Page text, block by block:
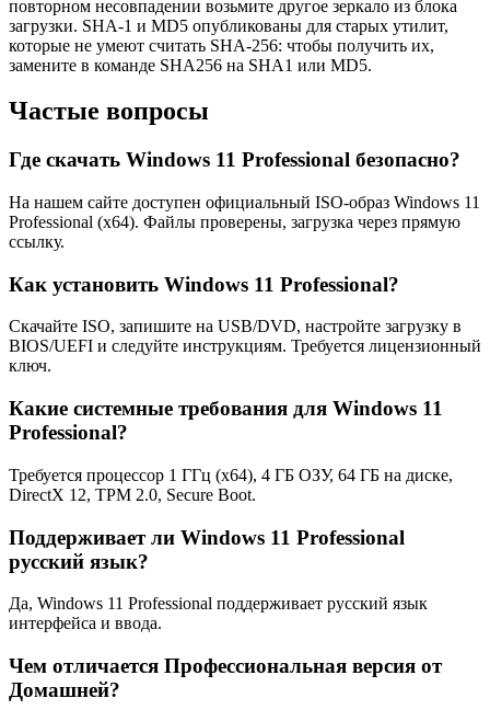
повторном несовпадении возьмите другое зеркало из блока
загрузки. SHA-1 и MD5 опубликованы для старых утилит,
которые не умеют считать SHA-256: чтобы получить их,
замените в команде SHA256 на SHA1 или MD5.
Частые вопросы
Где скачать Windows 11 Professional безопасно?
На нашем сайте доступен официальный ISO-образ Windows 11
Professional (x64). Файлы проверены, загрузка через прямую
ссылку.
Как установить Windows 11 Professional?
Скачайте ISO, запишите на USB/DVD, настройте загрузку в
BIOS/UEFI и следуйте инструкциям. Требуется лицензионный
ключ.
Какие системные требования для Windows 11
Professional?
Требуется процессор 1 ГГц (x64), 4 ГБ ОЗУ, 64 ГБ на диске,
DirectX 12, TPM 2.0, Secure Boot.
Поддерживает ли Windows 11 Professional
русский язык?
Да, Windows 11 Professional поддерживает русский язык
интерфейса и ввода.
Чем отличается Профессиональная версия от
Домашней?